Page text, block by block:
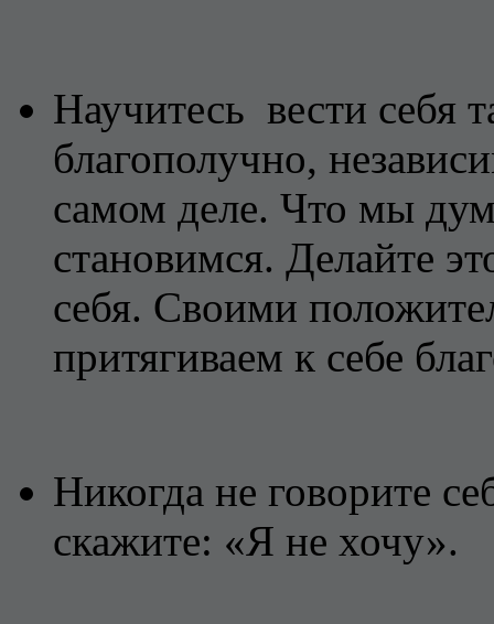
Научитесь вести себя
благополучно,
самом деле. Что мы
становимся. Делайте
себя. Своими
притягиваем к себе
Никогда не говорите
скажите: «Я не хочу».